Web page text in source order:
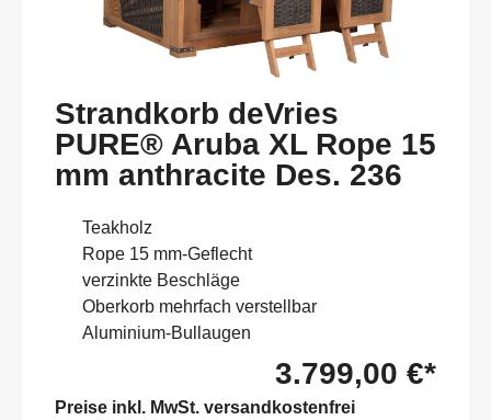
Strandkorb deVries
PURE® Aruba XL Rope 15
mm anthracite Des. 236
Teakholz
Rope 15 mm-Geflecht
verzinkte Beschläge
Oberkorb mehrfach verstellbar
Aluminium-Bullaugen
3.799,00 €*
Preise inkl. MwSt. versandkostenfrei